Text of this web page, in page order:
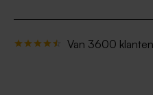
Van 3600